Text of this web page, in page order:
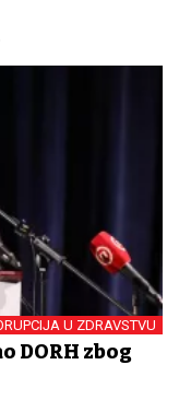
U ZDRAVSTVU
DORH zbog